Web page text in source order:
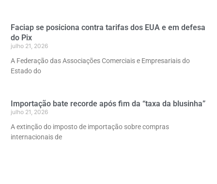
Faciap se posiciona contra tarifas dos EUA e em defesa
do Pix
julho 21, 2026
A Federação das Associações Comerciais e Empresariais do
Estado do
Importação bate recorde após fim da “taxa da blusinha”
julho 21, 2026
A extinção do imposto de importação sobre compras
internacionais de